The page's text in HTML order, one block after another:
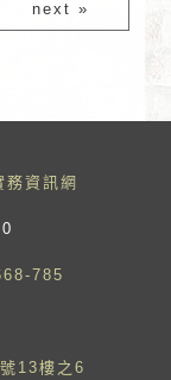
next »
資訊網
785
13樓之6